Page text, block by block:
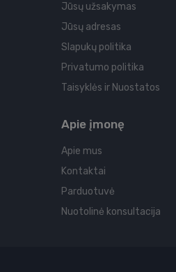
Jūsų užsakymas
Jūsų adresas
Slapukų politika
Privatumo politika
Taisyklės ir Nuostatos
Apie įmonę
Apie mus
Kontaktai
Parduotuvė
Nuotolinė konsultacija